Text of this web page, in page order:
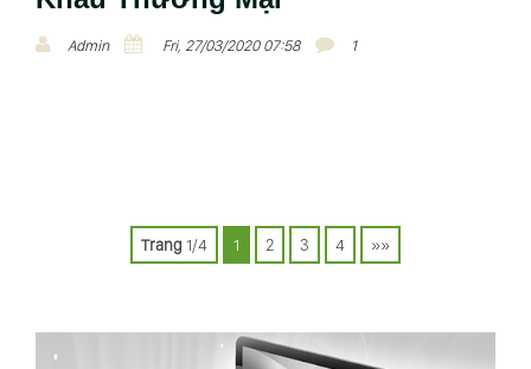
Admin Fri, 27/03/2020 07:58 1
t
Trang 1/4 1 2 3 4 »»